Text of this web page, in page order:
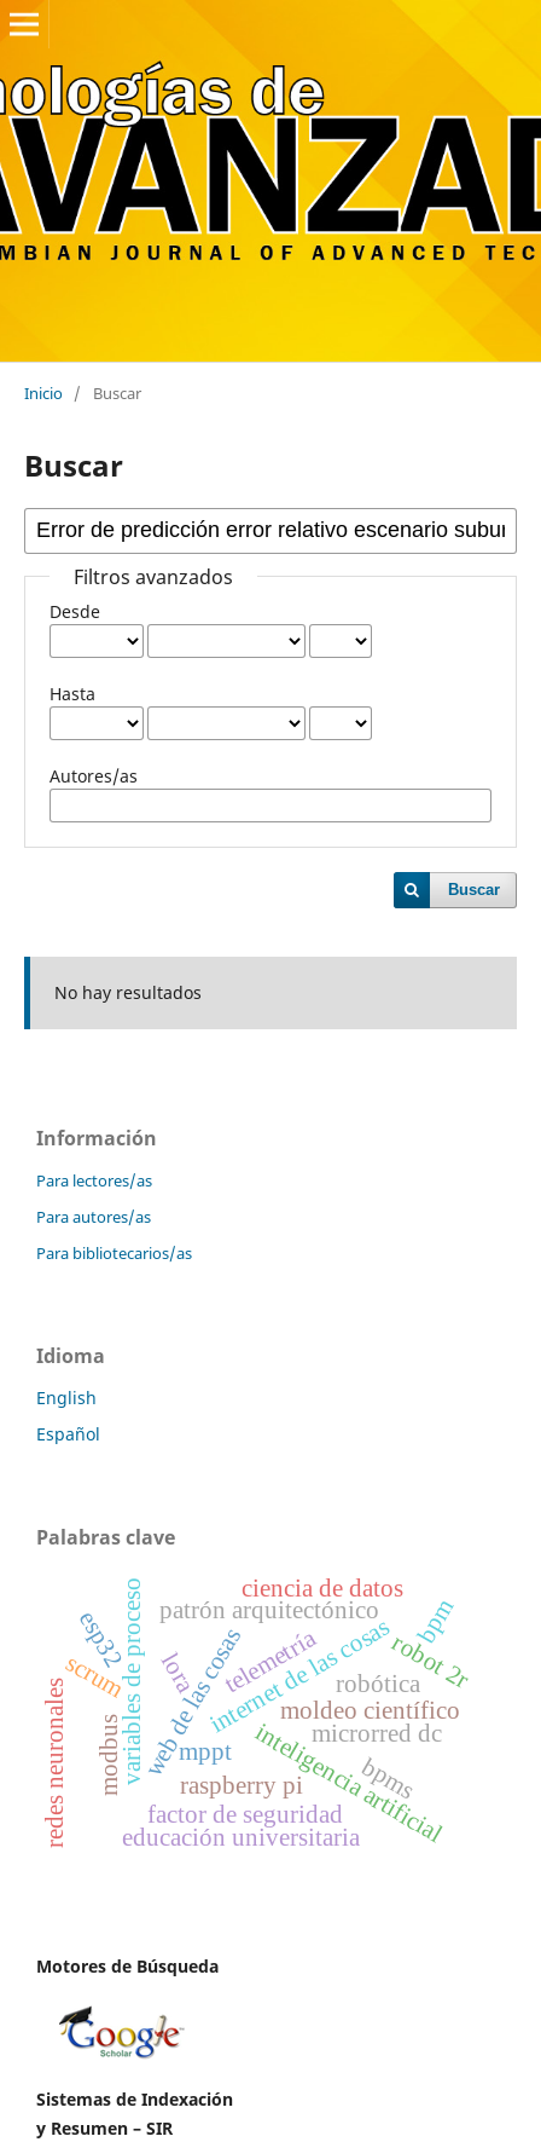
Inicio / Buscar
Buscar
Filtros avanzados
Desde
Hasta
Autores/as
Buscar
No hay resultados
Información
Para lectores/as
Para autores/as
Para bibliotecarios/as
Idioma
English
Español
Palabras clave
internet de las cosas
patrón arquitectónico
web de las cosas
inteligencia artificial
moldeo científico
variables de proceso lora telemetría
scrum robot 2r
raspberry pi
redes neuronales robótica
mppt
ciencia de datos
microrred dc
esp32
modbus
factor de seguridad
educación universitaria
bpm
bpms
Motores de Búsqueda
Sistemas de Indexación
y Resumen – SIR